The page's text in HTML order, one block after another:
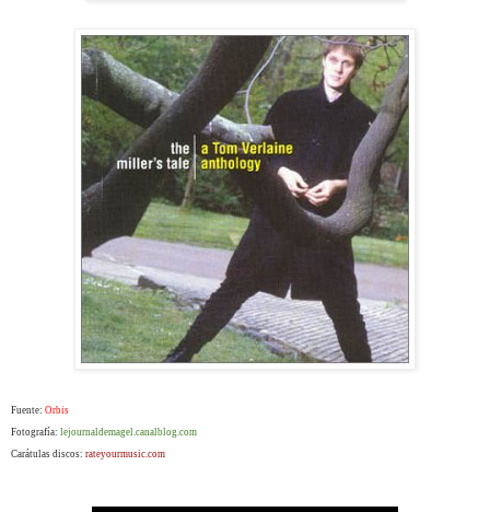
Fuente: Orbis
Fotografía: lejournaldemagel.canalblog.com
Carátulas discos: rateyourmusic.com